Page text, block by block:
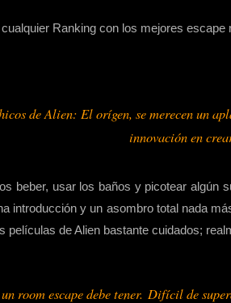
Ranking con los mejores
de Alien: El orígen, se merecen un
innovación en
beber, usar los baños y picotear algún
introducción y un asombro total nada
de Alien bastante cuidados;
room escape debe tener. Difícil de